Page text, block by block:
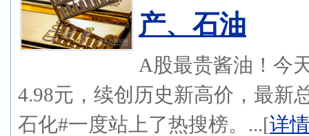
产、石油
A股最贵酱油！今
4.98元，续创历史新高价，最新
石化#一度站上了热搜榜。...[详情